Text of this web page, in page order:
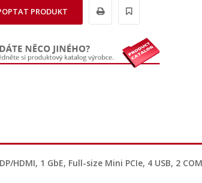
PRODUKT
HDMI, 1 GbE, Full-size Mini PCIe, 4 USB, 2